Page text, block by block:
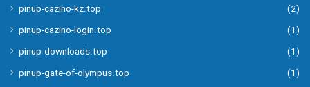
pinup-cazino-kz.top
(2)
pinup-cazino-login.top
(1)
pinup-downloads.top
(1)
pinup-gate-of-olympus.top
(1)